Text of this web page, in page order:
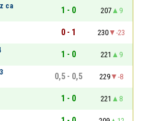
ca
1 - 0 207
9
0 - 1 230
-23
1 - 0 221
9
0,5 - 0,5 229
-8
1 - 0 221
8